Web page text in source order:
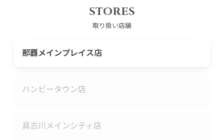
STORES
取り扱い店舗
那覇メインプレイス店
ハンビータウン店
具志川メインシティ店